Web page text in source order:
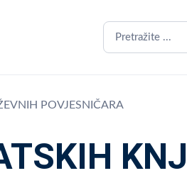
POVJESNIČARA